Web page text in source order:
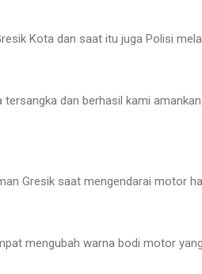
Kota dan saat itu juga Polisi
dan berhasil kami
Gresik saat mengendarai motor
mengubah warna bodi motor